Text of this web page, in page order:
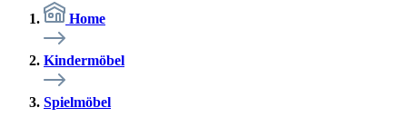
Home
Kindermöbel
Spielmöbel